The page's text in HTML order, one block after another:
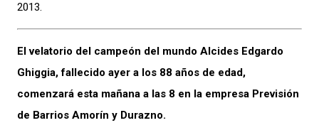
2013.
El velatorio del campeón del mundo Alcides Edgardo
Ghiggia, fallecido ayer a los 88 años de edad,
comenzará esta mañana a las 8 en la empresa Previsión
de Barrios Amorín y Durazno.